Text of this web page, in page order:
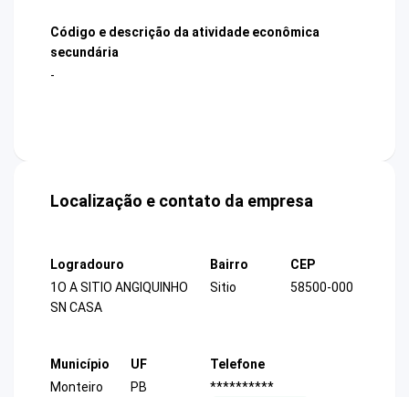
Código e descrição da atividade econômica
secundária
-
Localização e contato da empresa
Logradouro
1O A SITIO ANGIQUINHO
SN CASA
Bairro
Sitio
CEP
58500-000
Município
Monteiro
UF
PB
Telefone
**********